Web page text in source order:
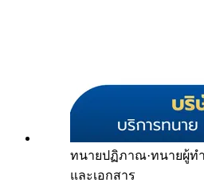
ทนายปฏิภาณ·ทนายผู้ท
และเอกสาร